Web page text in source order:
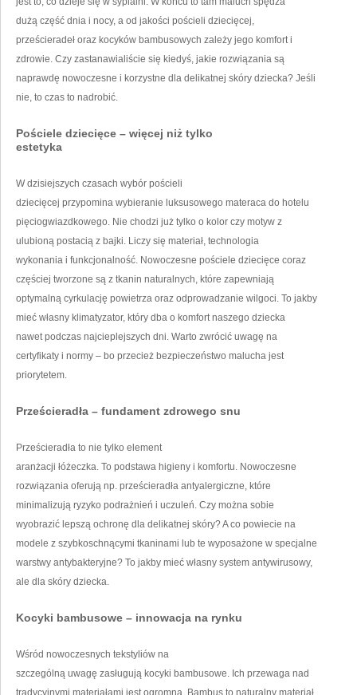
dużą część dnia i nocy, a od jakości pościeli dziecięcej,
prześcieradeł oraz kocyków bambusowych zależy jego komfort i
zdrowie. Czy zastanawialiście się kiedyś, jakie rozwiązania są
naprawdę nowoczesne i korzystne dla delikatnej skóry dziecka? Jeśli
nie, to czas to nadrobić.
Pościele dziecięce – więcej niż tylko
estetyka
W dzisiejszych czasach wybór pościeli
dziecięcej przypomina wybieranie luksusowego materaca do hotelu
pięciogwiazdkowego. Nie chodzi już tylko o kolor czy motyw z
ulubioną postacią z bajki. Liczy się materiał, technologia
wykonania i funkcjonalność. Nowoczesne pościele dziecięce coraz
częściej tworzone są z tkanin naturalnych, które zapewniają
optymalną cyrkulację powietrza oraz odprowadzanie wilgoci. To jakby
mieć własny klimatyzator, który dba o komfort naszego dziecka
nawet podczas najcieplejszych dni. Warto zwrócić uwagę na
certyfikaty i normy – bo przecież bezpieczeństwo malucha jest
priorytetem.
Prześcieradła – fundament zdrowego snu
Prześcieradła to nie tylko element
aranżacji łóżeczka. To podstawa higieny i komfortu. Nowoczesne
rozwiązania oferują np. prześcieradła antyalergiczne, które
minimalizują ryzyko podrażnień i uczuleń. Czy można sobie
wyobrazić lepszą ochronę dla delikatnej skóry? A co powiecie na
modele z szybkoschnącymi tkaninami lub te wyposażone w specjalne
warstwy antybakteryjne? To jakby mieć własny system antywirusowy,
ale dla skóry dziecka.
Kocyki bambusowe – innowacja na rynku
Wśród nowoczesnych tekstyliów na
szczególną uwagę zasługują kocyki bambusowe. Ich przewaga nad
tradycyjnymi materiałami jest ogromna. Bambus to naturalny materiał